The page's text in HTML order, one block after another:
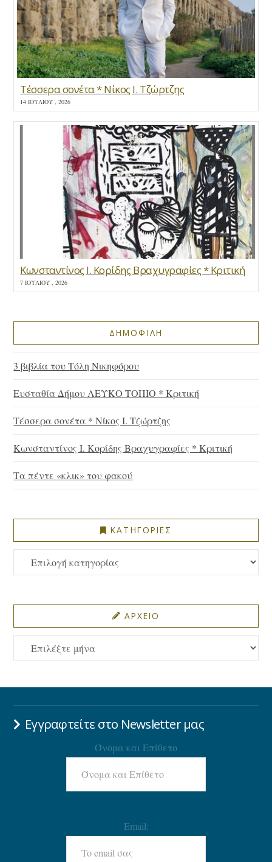
Τέσσερα σονέτα * Νίκος Ι. Τζώρτζης
14 ΙΟΥΛΊΟΥ , 2026
Κωνσταντίνος Ι. Κορίδης Βραχυγραφίες * Κριτική
7 ΙΟΥΛΊΟΥ , 2026
ΔΗΜΟΦΙΛΗ
3 βιβλία του Τόλη Νικηφόρου
Ευσταθία Δήμου ΛΕΥΚΟ ΤΟΠΙΟ * Κριτική
Τέσσερα σονέτα * Νίκος Ι. Τζώρτζης
Κωνσταντίνος Ι. Κορίδης Βραχυγραφίες * Κριτική
Τα πέντε «κλικ» του φακού
ΚΑΤΗΓΟΡΙΕΣ
ΚΑΤΗΓΟΡΙΕΣ
ΑΡΧΕΙΟ
ΑΡΧΕΙΟ
Εγγραφτείτε στο Newsletter μας
Όνομα και Επίθετο
Email: